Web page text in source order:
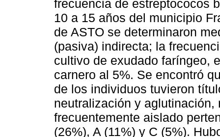
frecuencia de estreptococos
10 a 15 años del municipio
de ASTO se determinaron
(pasiva) indirecta; la
cultivo de exudado faríngeo,
carnero al 5%. Se encontró
de los individuos tuvieron
neutralización y
frecuentemente aislado
(26%), A (11%) y C (5%).